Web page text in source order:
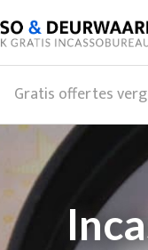
Gratis offertes